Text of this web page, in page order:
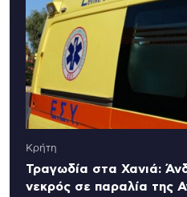
Κρήτη
Τραγωδία στα Χανιά:
νεκρός σε παραλία της